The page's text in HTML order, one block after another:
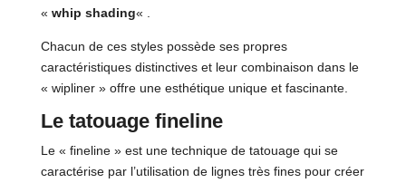
« whip shading« .
Chacun de ces styles possède ses propres
caractéristiques distinctives et leur combinaison dans le
« wipliner » offre une esthétique unique et fascinante.
Le tatouage fineline
Le « fineline » est une technique de tatouage qui se
caractérise par l’utilisation de lignes très fines pour créer